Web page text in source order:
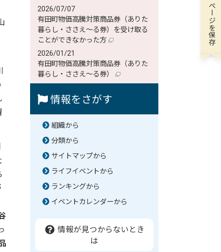
2026/07/07
有田町物価高騰対策商品券（ありた
暮らし・ささえ～る券）を受け取る
ことができなかった方
2026/01/21
有田町物価高騰対策商品券（ありた
暮らし・ささえ～る券）
情報をさがす
組織から
分類から
サイトマップから
ライフイベントから
ランキングから
イベントカレンダーから
情報が見つからないとき
は
ページを保存